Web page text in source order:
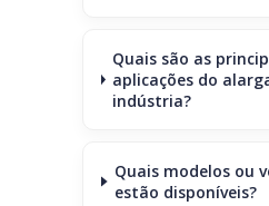
Quais são as
aplicações do
indústria?
Quais modelos ou
estão disponíveis?